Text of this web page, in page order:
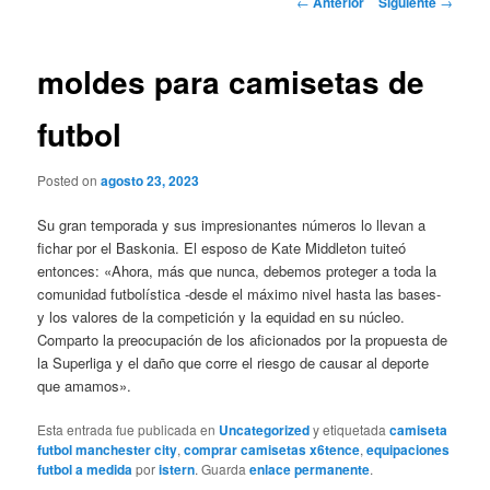
moldes para camisetas de
futbol
Posted onagosto 23, 2023
Su gran temporada y sus impresionantes números lo llevan a
fichar por el Baskonia. El esposo de Kate Middleton tuiteó
entonces: «Ahora, más que nunca, debemos proteger a toda la
comunidad futbolística -desde el máximo nivel hasta las bases-
y los valores de la competición y la equidad en su núcleo.
Comparto la preocupación de los aficionados por la propuesta de
la Superliga y el daño que corre el riesgo de causar al deporte
que amamos».
Esta entrada fue publicada en Uncategorizedy etiquetadacamiseta
futbol manchester city,comprar camisetas x6tence,equipaciones
futbol a medidaporistern. Guardaenlace permanente.